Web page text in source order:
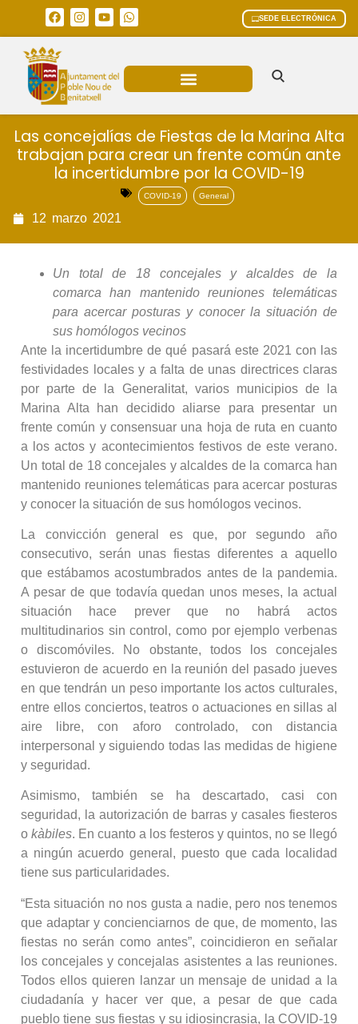
SEDE ELECTRÓNICA
Las concejalías de Fiestas de la Marina Alta
trabajan para crear un frente común ante
la incertidumbre por la COVID-19
COVID-19 General
12 marzo 2021
Un total de 18 concejales y alcaldes de la
comarca han mantenido reuniones telemáticas
para acercar posturas y conocer la situación de
sus homólogos vecinos
Ante la incertidumbre de qué pasará este 2021 con las
festividades locales y a falta de unas directrices claras
por parte de la Generalitat, varios municipios de la
Marina Alta han decidido aliarse para presentar un
frente común y consensuar una hoja de ruta en cuanto
a los actos y acontecimientos festivos de este verano.
Un total de 18 concejales y alcaldes de la comarca han
mantenido reuniones telemáticas para acercar posturas
y conocer la situación de sus homólogos vecinos.
La convicción general es que, por segundo año
consecutivo, serán unas fiestas diferentes a aquello
que estábamos acostumbrados antes de la pandemia.
A pesar de que todavía quedan unos meses, la actual
situación hace prever que no habrá actos
multitudinarios sin control, como por ejemplo verbenas
o discomóviles. No obstante, todos los concejales
estuvieron de acuerdo en la reunión del pasado jueves
en que tendrán un peso importante los actos culturales,
entre ellos conciertos, teatros o actuaciones en sillas al
aire libre, con aforo controlado, con distancia
interpersonal y siguiendo todas las medidas de higiene
y seguridad.
Asimismo, también se ha descartado, casi con
seguridad, la autorización de barras y casales fiesteros
o kàbiles. En cuanto a los festeros y quintos, no se llegó
a ningún acuerdo general, puesto que cada localidad
tiene sus particularidades.
“Esta situación no nos gusta a nadie, pero nos tenemos
que adaptar y concienciarnos de que, de momento, las
fiestas no serán como antes”, coincidieron en señalar
los concejales y concejalas asistentes a las reuniones.
Todos ellos quieren lanzar un mensaje de unidad a la
ciudadanía y hacer ver que, a pesar de que cada
pueblo tiene sus fiestas y su idiosincrasia, la COVID-19